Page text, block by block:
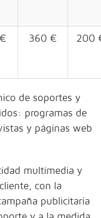
360 € 200
de soportes y
programas de
y páginas web
multimedia y
con la
publicitaria